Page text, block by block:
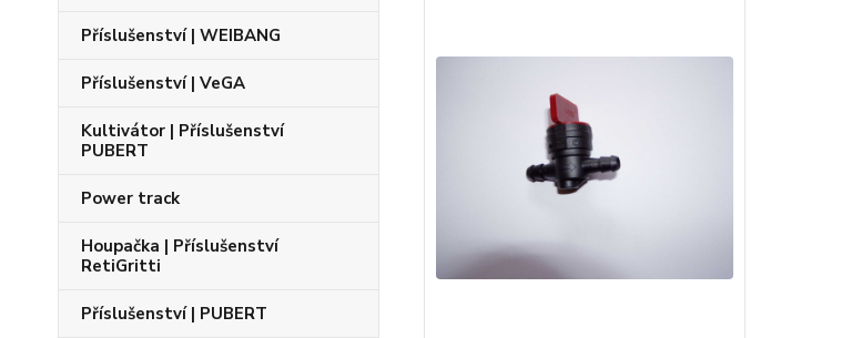
Příslušenství | WEIBANG
Příslušenství | VeGA
Kultivátor | Příslušenství
PUBERT
Power track
Houpačka | Příslušenství
RetiGritti
Příslušenství | PUBERT